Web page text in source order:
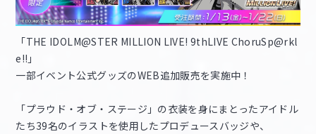
「THE IDOLM@STER MILLION LIVE! 9thLIVE ChoruSp@rkl
e!!」
一部イベント公式グッズのWEB追加販売を実施中！
「プラウド・オブ・ステージ」の衣装を身にまとったアイドル
たち39名のイラストを使用したプロデュースバッジや、